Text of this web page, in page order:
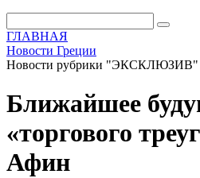
ГЛАВНАЯ
Новости Греции
Новости рубрики "ЭКСКЛЮЗИВ"
Ближайшее
«торгового
Афин